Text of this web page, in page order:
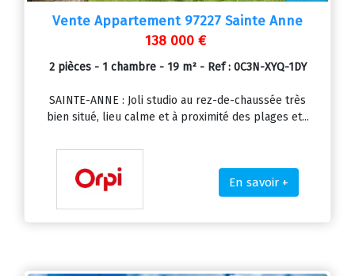
Vente Appartement 97227 Sainte Anne
138 000 €
2 pièces - 1 chambre - 19 m² - Ref : 0C3N-XYQ-1DY
SAINTE-ANNE : Joli studio au rez-de-chaussée très
bien situé, lieu calme et à proximité des plages et...
En savoir +